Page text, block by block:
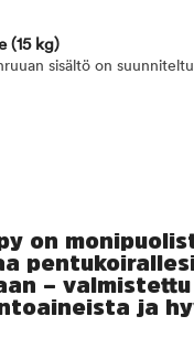
(15 kg)
sisältö on
on
– valmistettu
ja